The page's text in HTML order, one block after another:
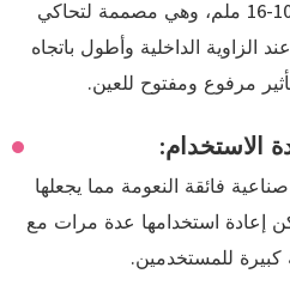
يتراوح طول كل مجموعة من 10-16 ملم، وهي مصممة لتحاكي
الداخلية وأطول باتجاه
مرفوع ومفتوح للعين.
الاستخدام:
فائقة النعومة مما يجعلها
إعادة استخدامها عدة مرات مع
كبيرة للمستخدمين.